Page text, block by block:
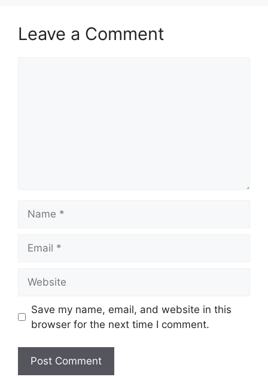
Leave a Comment
Save my name, email, and website in this
browser for the next time I comment.